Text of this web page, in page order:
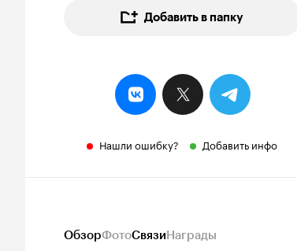
Добавить в папку
Нашли ошибку? Добавить инфо
ОбзорФотоСвязиНаграды